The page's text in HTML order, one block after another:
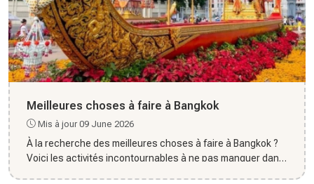
Meilleures choses à faire à Bangkok
Mis à jour 09 June 2026
À la recherche des meilleures choses à faire à Bangkok ?
Voici les activités incontournables à ne pas manquer dans